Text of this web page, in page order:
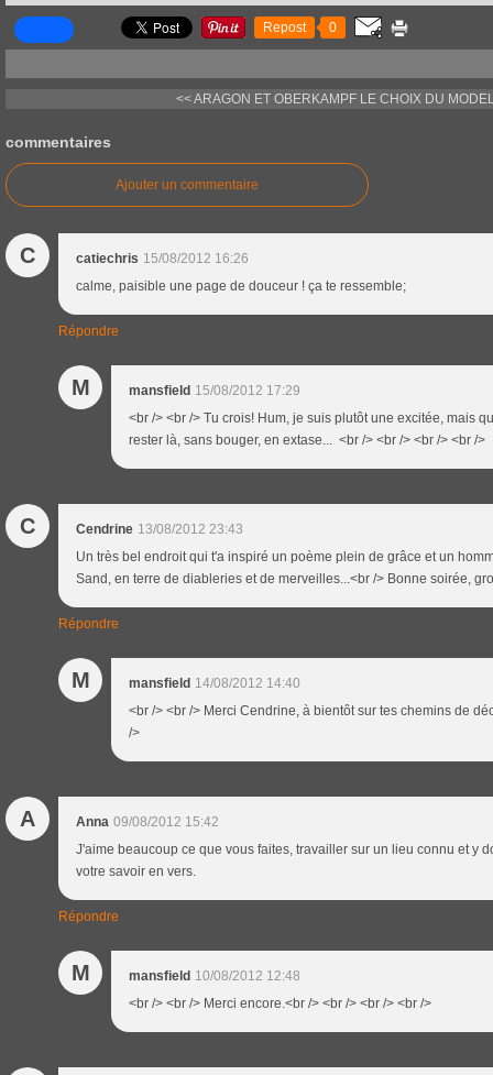
Repost 0
<< ARAGON ET OBERKAMPF LE CHOIX DU
commentaires
Ajouter un commentaire
C catiechris 15/08/2012 16:26
calme, paisible une page de douceur ! ça te ressemble;
Répondre
M mansfield 15/08/2012 17:29
<br /> <br /> Tu crois! Hum, je suis plutôt une excitée, mais
rester là, sans bouger, en extase... <br /> <br /> <br /> <br />
C Cendrine 13/08/2012 23:43
Un très bel endroit qui t'a inspiré un poème plein de grâce et un
Sand, en terre de diableries et de merveilles...<br /> Bonne soirée,
Répondre
M mansfield 14/08/2012 14:40
<br /> <br /> Merci Cendrine, à bientôt sur tes chemins de
/>
A Anna 09/08/2012 15:42
J'aime beaucoup ce que vous faites, travailler sur un lieu connu et y
votre savoir en vers.
Répondre
M mansfield 10/08/2012 12:48
<br /> <br /> Merci encore.<br /> <br /> <br /> <br />